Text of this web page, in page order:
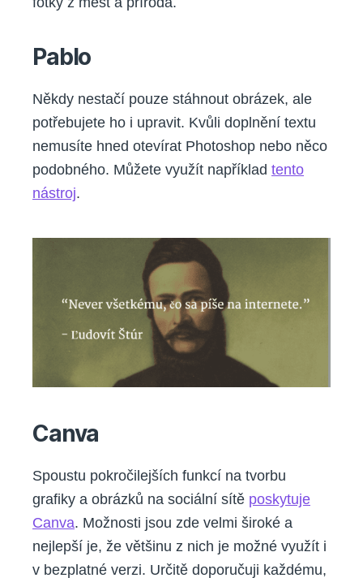
Pablo
Někdy nestačí pouze stáhnout obrázek, ale
potřebujete ho i upravit. Kvůli doplnění textu
nemusíte hned otevírat Photoshop nebo něco
podobného. Můžete využít například tento
nástroj.
Canva
Spoustu pokročilejších funkcí na tvorbu
grafiky a obrázků na sociální sítě poskytuje
Canva. Možnosti jsou zde velmi široké a
nejlepší je, že většinu z nich je možné využít i
v bezplatné verzi. Určitě doporučuji každému,